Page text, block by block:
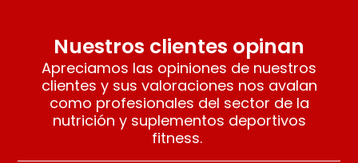
Nuestros clientes opinan
Apreciamos las opiniones de nuestros
clientes y sus valoraciones nos avalan
como profesionales del sector de la
nutrición y suplementos deportivos
fitness.